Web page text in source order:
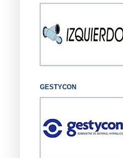
GESTYCON